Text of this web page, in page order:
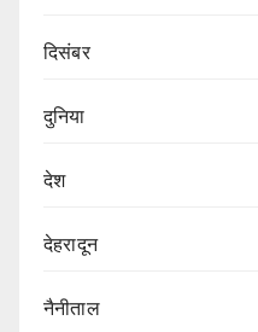
दिसंबर
दुनिया
देश
देहरादून
नैनीताल